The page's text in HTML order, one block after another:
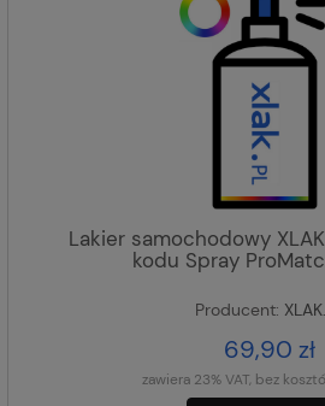
Lakier samochodowy
kodu Spray
Producent:
69,90 zł
zawiera 23% VAT, bez